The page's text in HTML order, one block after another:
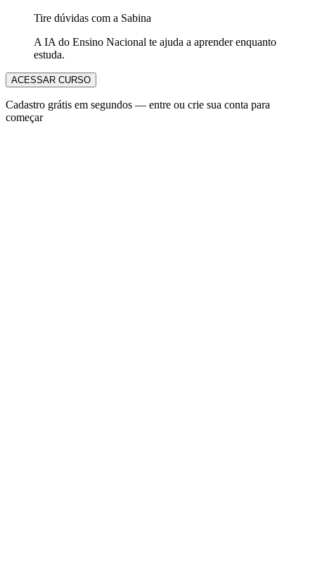
Tire dúvidas com a Sabina
A IA do Ensino Nacional te ajuda a aprender enquanto
estuda.
ACESSAR CURSO
Cadastro grátis em segundos — entre ou crie sua conta para
começar